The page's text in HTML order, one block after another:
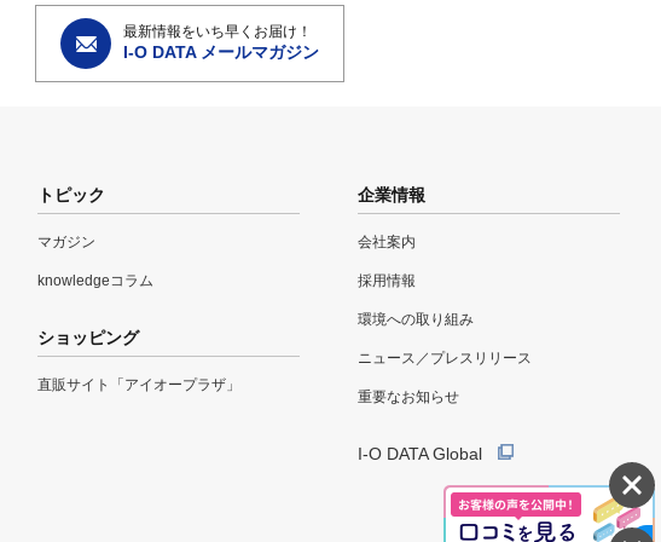
最新情報をいち早くお届け！
I-O DATA メールマガジン
トピック
マガジン
knowledgeコラム
ショッピング
直販サイト「アイオープラザ」
企業情報
会社案内
採用情報
環境への取り組み
ニュース／プレスリリース
重要なお知らせ
I-O DATA Global